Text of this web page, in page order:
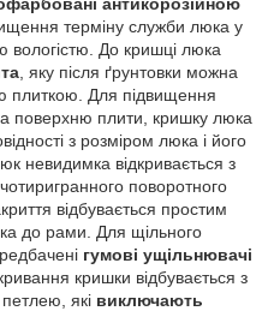
терміну служби люка у
До кришці люка
, яку після ґрунтовки можна
плиткою. Для підвищення
поверхню плити, кришку люка
з розміром люка і його
невидимка відкривається з
поворотного
відбувається простим
до рами. Для щільного
гумові ущільнювачі
кришки відбувається з
які виключають